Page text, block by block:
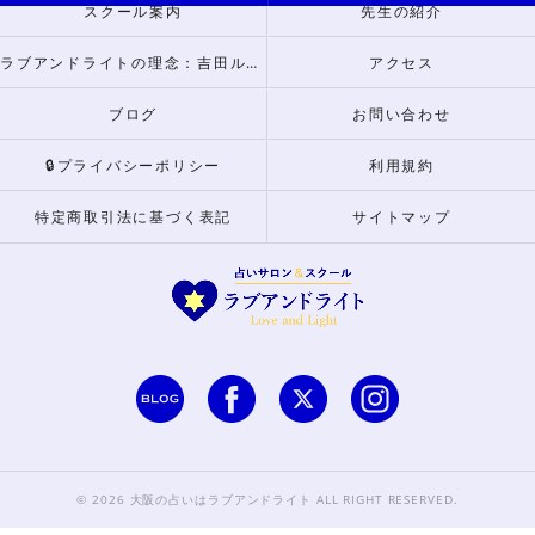
スクール案内 先生の紹介
ラブアンドライトの理念：吉田ルナからのメッセージ アクセス
ブログ お問い合わせ
🔒プライバシーポリシー 利用規約
特定商取引法に基づく表記 サイトマップ
© 2026 大阪の占いはラブアンドライト ALL RIGHT RESERVED.